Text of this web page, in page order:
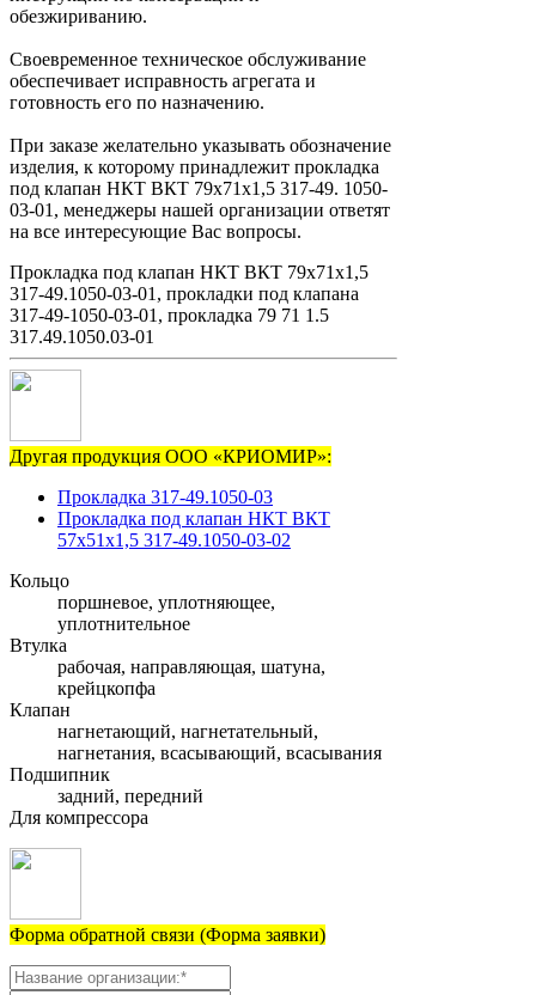
обезжириванию.
Своевременное техническое обслуживание
обеспечивает исправность агрегата и
готовность его по назначению.
При заказе желательно указывать обозначение
изделия, к которому принадлежит прокладка
под клапан НКТ ВКТ 79х71х1,5 317-49. 1050-
03-01, менеджеры нашей организации ответят
на все интересующие Вас вопросы.
Прокладка под клапан НКТ ВКТ 79х71х1,5
317-49.1050-03-01, прокладки под клапана
317-49-1050-03-01, прокладка 79 71 1.5
317.49.1050.03-01
Другая продукция ООО «КРИОМИР»:
Прокладка 317-49.1050-03
Прокладка под клапан НКТ ВКТ
57х51х1,5 317-49.1050-03-02
Кольцо
поршневое, уплотняющее,
уплотнительное
Втулка
рабочая, направляющая, шатуна,
крейцкопфа
Клапан
нагнетающий, нагнетательный,
нагнетания, всасывающий, всасывания
Подшипник
задний, передний
Для компрессора
Форма обратной связи (Форма заявки)